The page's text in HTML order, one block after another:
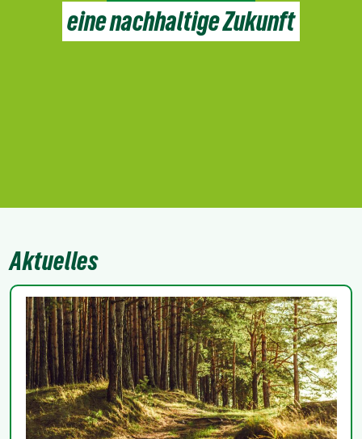
eine nachhaltige Zukunft
Aktuelles